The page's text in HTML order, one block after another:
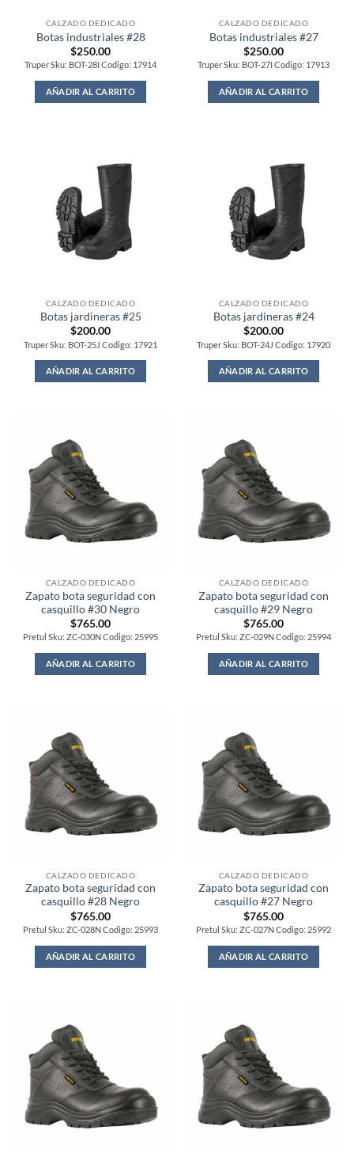
CALZADO DEDICADO
Botas industriales #28
$250.00
Truper Sku: BOT-28I Codigo: 17914
AÑADIR AL CARRITO
CALZADO DEDICADO
Botas industriales #27
$250.00
Truper Sku: BOT-27I Codigo: 17913
AÑADIR AL CARRITO
CALZADO DEDICADO
Botas jardineras #25
$200.00
Truper Sku: BOT-25J Codigo: 17921
AÑADIR AL CARRITO
CALZADO DEDICADO
Botas jardineras #24
$200.00
Truper Sku: BOT-24J Codigo: 17920
AÑADIR AL CARRITO
CALZADO DEDICADO
Zapato bota seguridad con
casquillo #30 Negro
$765.00
Pretul Sku: ZC-030N Codigo: 25995
AÑADIR AL CARRITO
CALZADO DEDICADO
Zapato bota seguridad con
casquillo #29 Negro
$765.00
Pretul Sku: ZC-029N Codigo: 25994
AÑADIR AL CARRITO
CALZADO DEDICADO
Zapato bota seguridad con
casquillo #28 Negro
$765.00
Pretul Sku: ZC-028N Codigo: 25993
AÑADIR AL CARRITO
CALZADO DEDICADO
Zapato bota seguridad con
casquillo #27 Negro
$765.00
Pretul Sku: ZC-027N Codigo: 25992
AÑADIR AL CARRITO